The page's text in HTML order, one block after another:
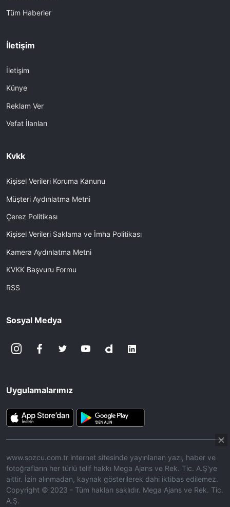
Tüm Haberler
İletişim
İletişim
Künye
Reklam Ver
Vefat İlanları
Kvkk
Kişisel Verileri Koruma Kanunu
Müşteri Aydınlatma Metni
Çerez Politikası
Kişisel Verileri Saklama ve İmha Politikası
Kamera Aydınlatma Metni
KVKK Başvuru Formu
RSS
Sosyal Medya
Uygulamalarımız
www.sozcu.com.tr internet sitesinde yayınlanan yazı, haber ve
fotoğrafların her türlü telif hakkı Mega Ajans ve Rek. Tic. A.Ş'ye
aittir. İzin alınmadan, kaynak gösterilerek dahi iktibas edilemez.
Copyright © 2023 - Tüm hakları saklıdır. Mega Ajans ve Rek. Tic.
A.Ş.